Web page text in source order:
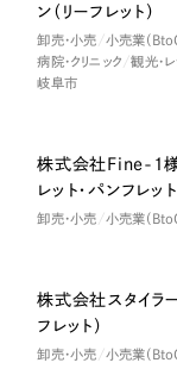
ン（リーフレット）
卸売・小売 小売業（
病院・クリニック
観光・
岐阜市
株式会社Fine-1様
レット・パンフレット
卸売・小売 小売業（
株式会社スタイラ
フレット）
卸売・小売 小売業（